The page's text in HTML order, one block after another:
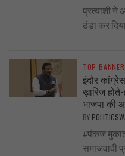
प्रत्याशी ने
ठंडा कर
TOP BANNER
इंदौर
ख़ारिज
भाजपा की
BY
#पंकज
समाजवादी